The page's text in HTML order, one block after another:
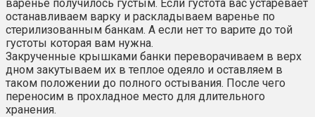
варенье получилось густым. Если густота вас устаревает
останавливаем варку и раскладываем варенье по
стерилизованным банкам. А если нет то варите до той
густоты которая вам нужна.
Закрученные крышками банки переворачиваем в верх
дном закутываем их в теплое одеяло и оставляем в
таком положении до полного остывания. После чего
переносим в прохладное место для длительного
хранения.